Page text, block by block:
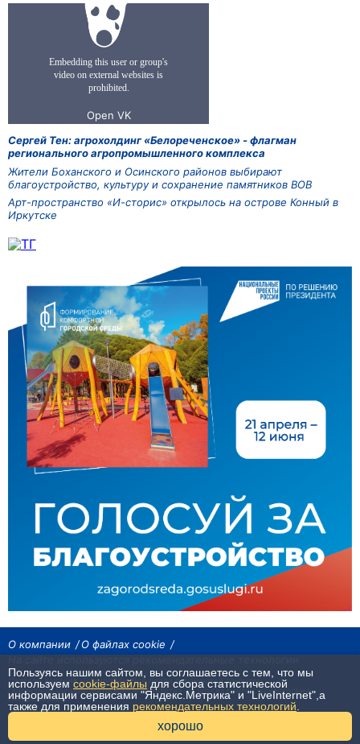
Сергей Тен: агрохолдинг «Белореченское» - флагман
регионального агропромышленного комплекса
Жители Боханского и Осинского районов выбирают
благоустройство, культуру и сохранение памятников ВОВ
Арт-пространство «И-сторис» открылось на острове Конный в
Иркутске
О компании
О файлах cookie
Сетевое издание «Байкал24». Все права охраняются законом.
При использовании материалов агентства на других сайтах, обязательна
гиперссылка.
Пользуясь нашим сайтом, вы соглашаетесь с тем, что мы
используем cookie-файлы для сбора статистической
информации сервисами "Яндекс.Метрика" и "LiveInternet",а
также для применения рекомендательных технологий
хорошо